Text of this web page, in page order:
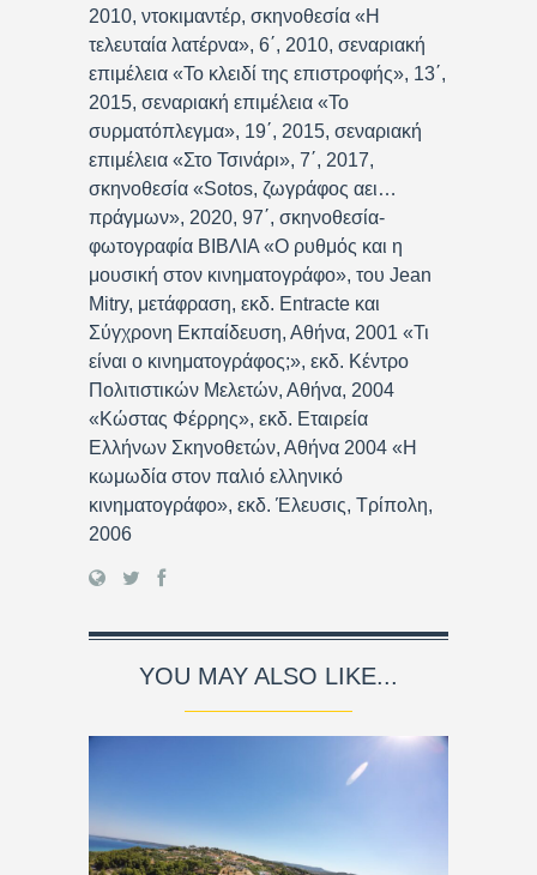
2010, ντοκιμαντέρ, σκηνοθεσία «Η
τελευταία λατέρνα», 6΄, 2010, σεναριακή
επιμέλεια «Το κλειδί της επιστροφής», 13΄,
2015, σεναριακή επιμέλεια «Το
συρματόπλεγμα», 19΄, 2015, σεναριακή
επιμέλεια «Στο Τσινάρι», 7΄, 2017,
σκηνοθεσία «Sotos, ζωγράφος αει…
πράγμων», 2020, 97΄, σκηνοθεσία-
φωτογραφία ΒΙΒΛΙΑ «Ο ρυθμός και η
μουσική στον κινηματογράφο», του Jean
Mitry, μετάφραση, εκδ. Entracte και
Σύγχρονη Εκπαίδευση, Αθήνα, 2001 «Τι
είναι ο κινηματογράφος;», εκδ. Κέντρο
Πολιτιστικών Μελετών, Αθήνα, 2004
«Κώστας Φέρρης», εκδ. Εταιρεία
Ελλήνων Σκηνοθετών, Αθήνα 2004 «Η
κωμωδία στον παλιό ελληνικό
κινηματογράφο», εκδ. Έλευσις, Τρίπολη,
2006
YOU MAY ALSO LIKE...